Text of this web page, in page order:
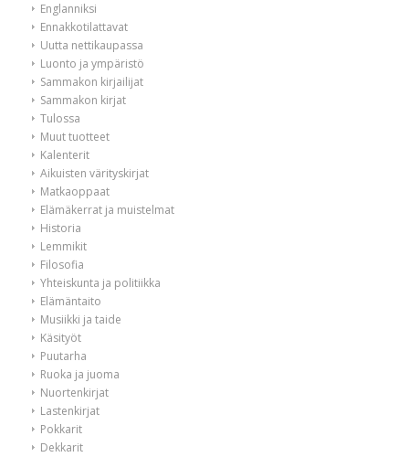
Englanniksi
Ennakkotilattavat
Uutta nettikaupassa
Luonto ja ympäristö
Sammakon kirjailijat
Sammakon kirjat
Tulossa
Muut tuotteet
Kalenterit
Aikuisten värityskirjat
Matkaoppaat
Elämäkerrat ja muistelmat
Historia
Lemmikit
Filosofia
Yhteiskunta ja politiikka
Elämäntaito
Musiikki ja taide
Käsityöt
Puutarha
Ruoka ja juoma
Nuortenkirjat
Lastenkirjat
Pokkarit
Dekkarit